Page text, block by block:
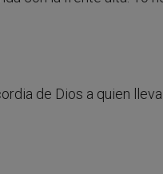
de Dios a quien